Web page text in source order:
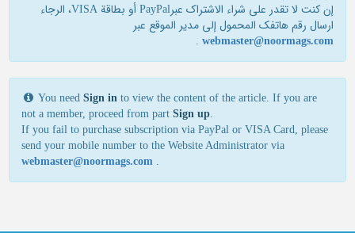
إن كنت لا تقدر علی شراء الاشتراك عبرPayPal أو بطاقة VISA، الرجاء
ارسال رقم هاتفك المحمول إلی مدير الموقع عبر
webmaster@noormags.com
.
You need Sign in to view the content of the article. If you are
not a member, proceed from part Sign up.
If you fail to purchase subscription via PayPal or VISA Card, please
send your mobile number to the Website Administrator via
webmaster@noormags.com .